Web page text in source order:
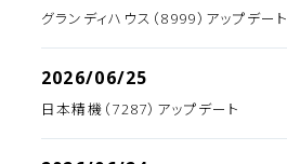
グランディハウス（8999）アップデート
2026/06/25
日本精機（7287）アップデート